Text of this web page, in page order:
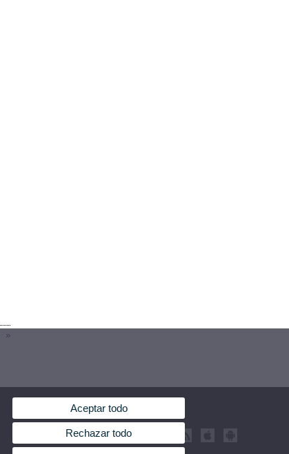
Aceptar todo
Rechazar todo